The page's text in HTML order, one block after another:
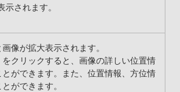
示されます。
像が拡大表示されます。
をクリックすると、画像の詳しい位置情
ができます。また、位置情報、方位情
ができます。